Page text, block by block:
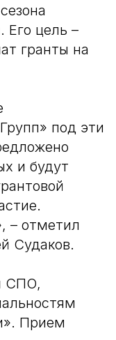
Его цель –
гранты на
под эти
и будут
– отметил
Судаков.
СПО,
Прием